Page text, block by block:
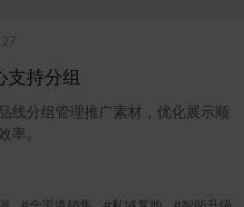
支持分组
线分组管理推广素材，优化展示顺
率。